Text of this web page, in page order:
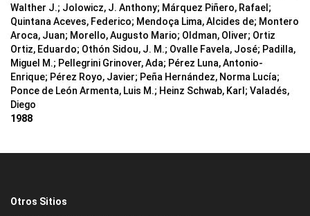
Walther J.; Jolowicz, J. Anthony; Márquez Piñero, Rafael;
Quintana Aceves, Federico; Mendoça Lima, Alcides de; Montero
Aroca, Juan; Morello, Augusto Mario; Oldman, Oliver; Ortiz
Ortiz, Eduardo; Othón Sidou, J. M.; Ovalle Favela, José; Padilla,
Miguel M.; Pellegrini Grinover, Ada; Pérez Luna, Antonio-
Enrique; Pérez Royo, Javier; Peña Hernández, Norma Lucía;
Ponce de León Armenta, Luis M.; Heinz Schwab, Karl; Valadés,
Diego
1988
Otros Sitios